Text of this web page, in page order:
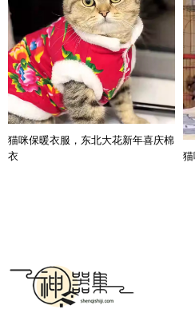
猫咪保暖衣服，东北大花新年喜庆棉
衣